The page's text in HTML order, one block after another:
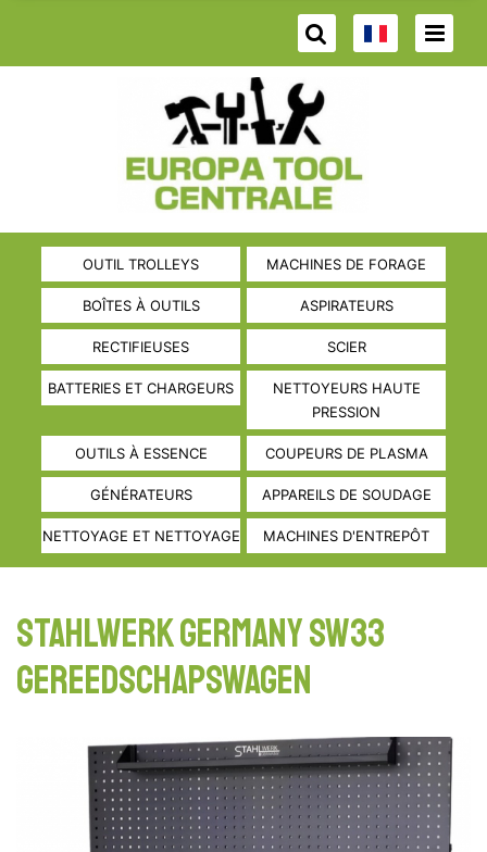
OUTIL TROLLEYS MACHINES DE FORAGE
BOÎTES À OUTILS ASPIRATEURS
RECTIFIEUSES SCIER
BATTERIES ET CHARGEURS
NETTOYEURS HAUTE
PRESSION
OUTILS À ESSENCE COUPEURS DE PLASMA
GÉNÉRATEURS APPAREILS DE SOUDAGE
NETTOYAGE ET NETTOYAGE MACHINES D'ENTREPÔT
STAHLWERK GERMANY SW33
Gereedschapswagen